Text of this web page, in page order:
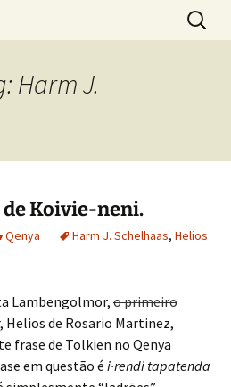
Senhor dos Anéis
por:
Harm J.
de Koivie-neni.
Qenya Harm J. Schelhaas, Helios
Lambengolmor, o primeiro
, Helios de Rosario Martinez,
frase de Tolkien no Qenya
em questão é i·rendi tapatenda